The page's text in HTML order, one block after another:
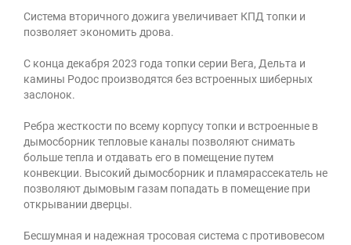
Система вторичного дожига увеличивает КПД топки и
позволяет экономить дрова.
С конца декабря 2023 года топки серии Вега, Дельта и
камины Родос производятся без встроенных шиберных
заслонок.
Ребра жесткости по всему корпусу топки и встроенные в
дымосборник тепловые каналы позволяют снимать
больше тепла и отдавать его в помещение путем
конвекции. Высокий дымосборник и пламярассекатель не
позволяют дымовым газам попадать в помещение при
открывании дверцы.
Бесшумная и надежная тросовая система с противовесом